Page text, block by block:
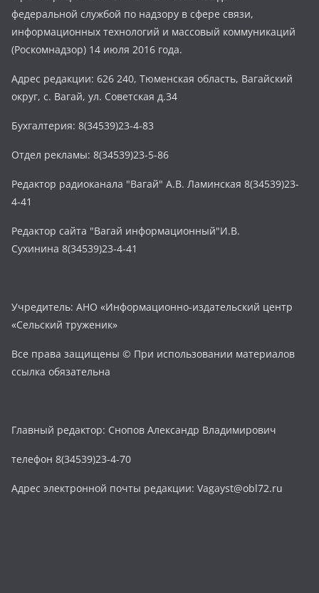
федеральной службой по надзору в сфере связи,
информационных технологий и массовый коммуникаций
(Роскомнадзор) 14 июля 2016 года.
Адрес редакции: 626 240, Тюменская область, Вагайский
округ, с. Вагай, ул. Советская д.34
Бухгалтерия: 8(34539)23-4-83
Отдел рекламы: 8(34539)23-5-86
Редактор радиоканала "Вагай" А.В. Ламинская 8(34539)23-
4-41
Редактор сайта "Вагай информационный"И.В.
Сухинина 8(34539)23-4-41
Учредитель: АНО «Информационно-издательский центр
«Сельский труженик»
Все права защищены © При использовании материалов
ссылка обязательна
Главный редактор: Снопов Александр Владимирович
телефон 8(34539)23-4-70
Адрес электронной почты редакции: Vagayst@obl72.ru